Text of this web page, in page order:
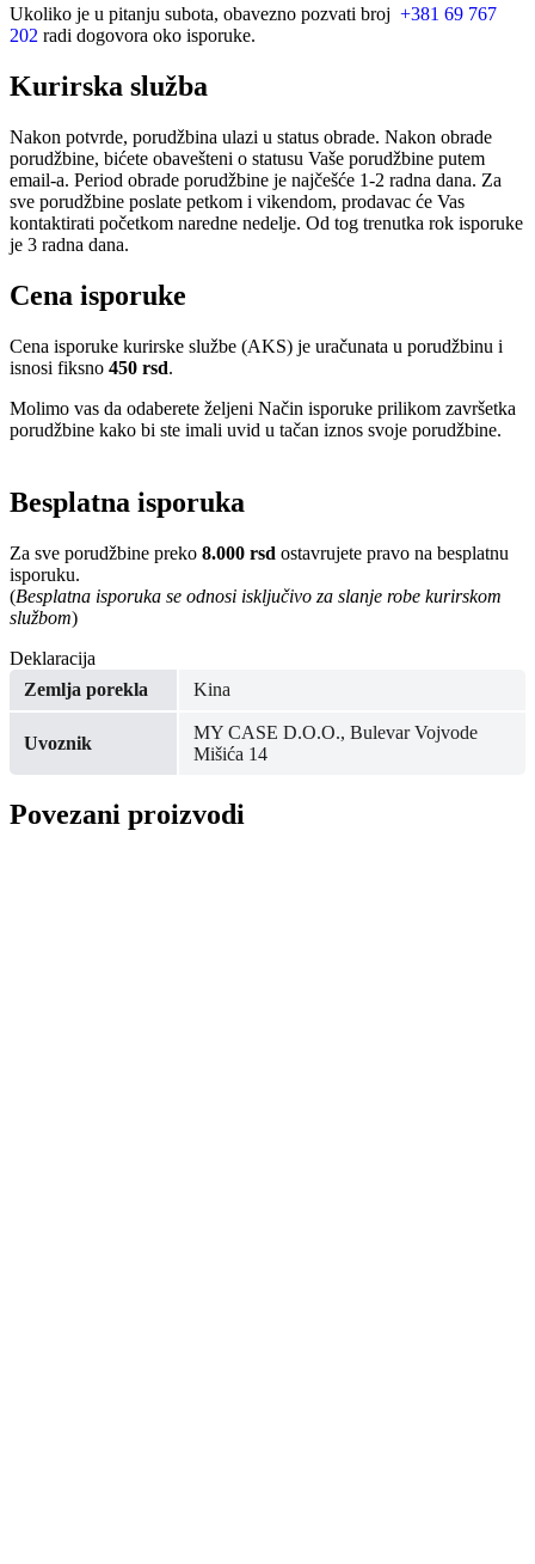
Ukoliko je u pitanju subota, obavezno pozvati broj +381 69 767
202 radi dogovora oko isporuke.
Kurirska služba
Nakon potvrde, porudžbina ulazi u status obrade. Nakon obrade
porudžbine, bićete obavešteni o statusu Vaše porudžbine putem
email-a. Period obrade porudžbine je najčešće 1-2 radna dana. Za
sve porudžbine poslate petkom i vikendom, prodavac će Vas
kontaktirati početkom naredne nedelje. Od tog trenutka rok isporuke
je 3 radna dana.
Cena isporuke
Cena isporuke kurirske službe (AKS) je uračunata u porudžbinu i
isnosi fiksno 450 rsd.
Molimo vas da odaberete željeni Način isporuke prilikom završetka
porudžbine kako bi ste imali uvid u tačan iznos svoje porudžbine.
Besplatna isporuka
Za sve porudžbine preko 8.000 rsd ostavrujete pravo na besplatnu
isporuku.
(Besplatna isporuka se odnosi isključivo za slanje robe kurirskom
službom)
Deklaracija
Zemlja porekla
Kina
Uvoznik
MY CASE D.O.O., Bulevar Vojvode
Mišića 14
Povezani proizvodi